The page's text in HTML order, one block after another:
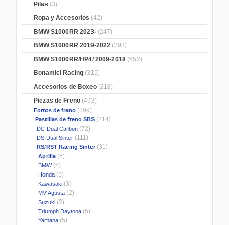
Pilas (3)
Ropa y Accesorios (42)
BMW S1000RR 2023- (247)
BMW S1000RR 2019-2022 (293)
BMW S1000RR/HP4/ 2009-2018 (652)
Bonamici Racing (315)
Accesorios de Boxeo (218)
Piezas de Freno (493)
Forros de freno (299)
Pastillas de freno SBS (214)
DC Dual Carbon (72)
DS Dual Sinter (111)
RS/RST Racing Sinter (31)
Aprilia(6)
BMW(5)
Honda (3)
Kawasaki (3)
MV Agusta (2)
Suzuki (2)
Triumph Daytona (5)
Yamaha (5)